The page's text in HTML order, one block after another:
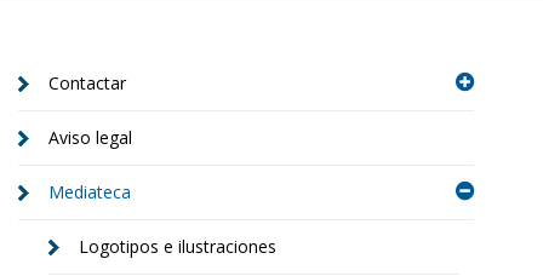
Contactar
Aviso legal
Mediateca
Logotipos e ilustraciones